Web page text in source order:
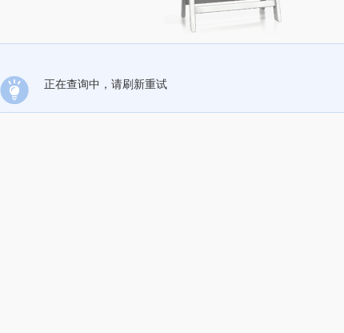
正在查询中，请刷新重试